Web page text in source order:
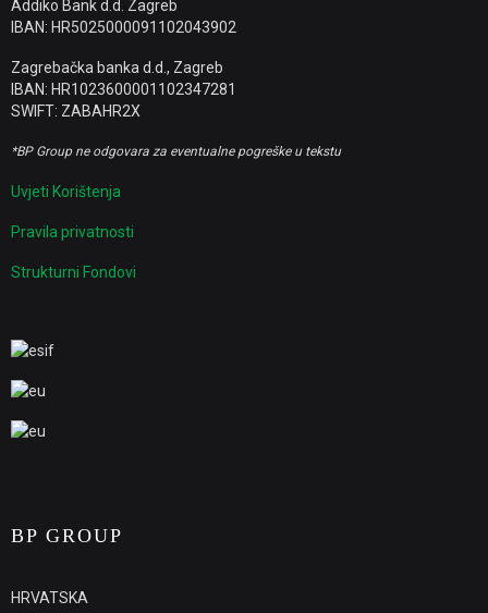
Addiko Bank d.d. Zagreb
IBAN: HR5025000091102043902
Zagrebačka banka d.d., Zagreb
IBAN: HR1023600001102347281
SWIFT: ZABAHR2X
*BP Group ne odgovara za eventualne pogreške u tekstu
Uvjeti Korištenja
Pravila privatnosti
Strukturni Fondovi
BP GROUP
HRVATSKA